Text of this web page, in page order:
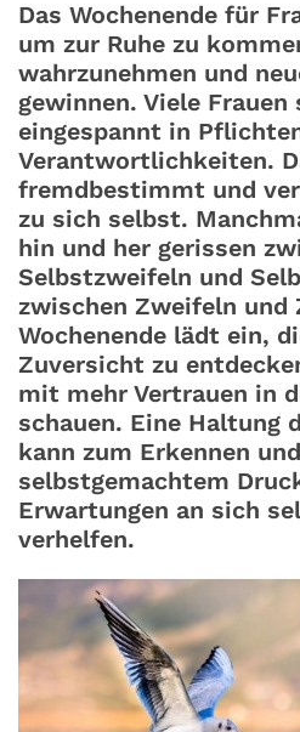
Das Wochenende für
um zur Ruhe zu
wahrzunehmen und
gewinnen. Viele
eingespannt in
Verantwortlichkeiten.
fremdbestimmt und
zu sich selbst.
hin und her gerissen
Selbstzweifeln und
zwischen Zweifeln und
Wochenende lädt ein,
Zuversicht zu
mit mehr Vertrauen in
schauen. Eine Haltung
kann zum Erkennen
selbstgemachtem
Erwartungen an sich
verhelfen.